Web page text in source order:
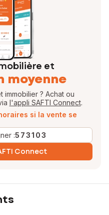
et
moyenne
? Achat ou
l'appli SAFTI Connect.
si la vente se
:573103
Connect